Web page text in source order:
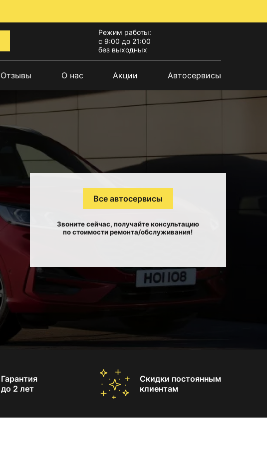
Режим работы:
с 9:00 до 21:00
без выходных
Отзывы О нас Акции Автосервисы
Все автосервисы
Звоните сейчас, получайте консультацию
по стоимости ремонта/обслуживания!
Гарантия
до 2 лет
Скидки постоянным
клиентам